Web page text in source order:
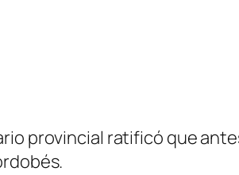
provincial ratificó que